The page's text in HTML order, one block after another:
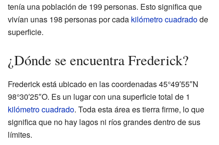
tenía una población de 199 personas. Esto significa que
vivían unas 198 personas por cada kilómetro cuadradode
superficie.
¿Dónde se encuentra Frederick?
Frederick está ubicado en las coordenadas 45°49′55″N
98°30′25″O. Es un lugar con una superficie total de 1
kilómetro cuadrado. Toda esta área es tierra firme, lo que
significa que no hay lagos ni ríos grandes dentro de sus
límites.